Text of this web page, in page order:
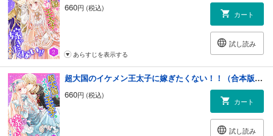
660円 (税込)
カート
試し読み
あらすじを表示する
超大国のイケメン王太子に嫁ぎたくない！！（合本版） 3巻
660円 (税込)
カート
試し読み